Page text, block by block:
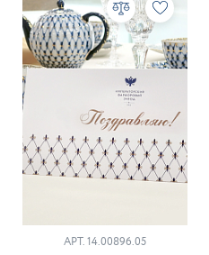
АРТ. 14.00896.05